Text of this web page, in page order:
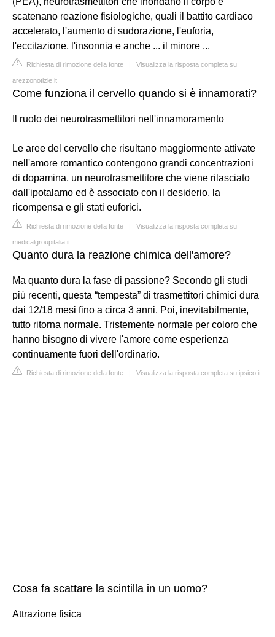
scatenano reazione fisiologiche, quali il battito cardiaco
accelerato, l'aumento di sudorazione, l'euforia,
l'eccitazione, l'insonnia e anche ... il minore ...
Richiesta di rimozione della fonte | Visualizza la risposta completa su
arezzonotizie.it
Come funziona il cervello quando si è innamorati?
Il ruolo dei neurotrasmettitori nell'innamoramento
Le aree del cervello che risultano maggiormente attivate
nell'amore romantico contengono grandi concentrazioni
di dopamina, un neurotrasmettitore che viene rilasciato
dall'ipotalamo ed è associato con il desiderio, la
ricompensa e gli stati euforici.
Richiesta di rimozione della fonte | Visualizza la risposta completa su
medicalgroupitalia.it
Quanto dura la reazione chimica dell'amore?
Ma quanto dura la fase di passione? Secondo gli studi
più recenti, questa “tempesta” di trasmettitori chimici dura
dai 12/18 mesi fino a circa 3 anni. Poi, inevitabilmente,
tutto ritorna normale. Tristemente normale per coloro che
hanno bisogno di vivere l'amore come esperienza
continuamente fuori dell'ordinario.
Richiesta di rimozione della fonte | Visualizza la risposta completa su ipsico.it
Cosa fa scattare la scintilla in un uomo?
Attrazione fisica